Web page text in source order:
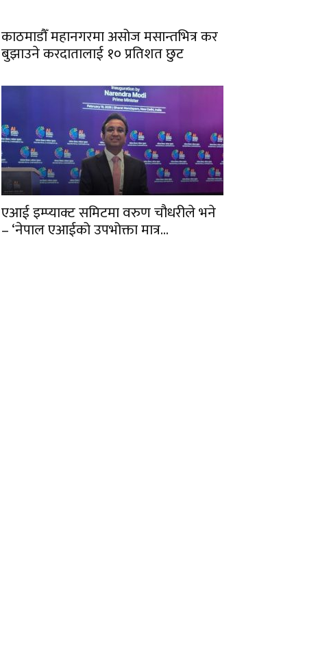
काठमाडौँ महानगरमा असोज मसान्तभित्र कर
बुझाउने करदातालाई १० प्रतिशत छुट
एआई इम्प्याक्ट समिटमा वरुण चौधरीले भने
– ‘नेपाल एआईको उपभोक्ता मात्र...